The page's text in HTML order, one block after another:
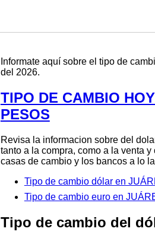
Informate aquí sobre el tipo de
del 2026.
TIPO DE CAMBIO
PESOS
Revisa la informacion sobre del
tanto a la compra, como a la venta
casas de cambio y los bancos a lo
Tipo de cambio dólar en
Tipo de cambio euro en
Tipo de cambio del